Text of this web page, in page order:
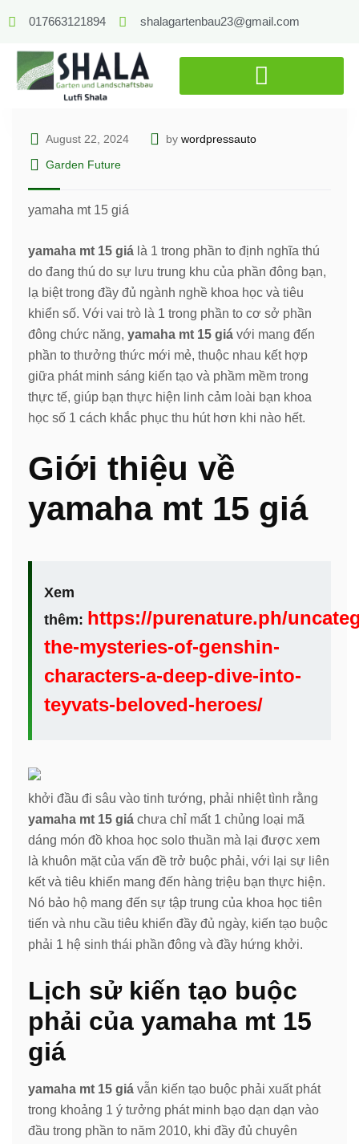
017663121894 shalagartenbau23@gmail.com
August 22, 2024 by wordpressauto
Garden Future
yamaha mt 15 giá
yamaha mt 15 giá là 1 trong phần to định nghĩa thú
do đang thú do sự lưu trung khu của phần đông bạn,
lạ biệt trong đầy đủ ngành nghề khoa học và tiêu
khiển số. Với vai trò là 1 trong phần to cơ sở phần
đông chức năng, yamaha mt 15 giá với mang đến
phần to thưởng thức mới mẻ, thuộc nhau kết hợp
giữa phát minh sáng kiến tạo và phầm mềm trong
thực tế, giúp bạn thực hiện linh cảm loài bạn khoa
học số 1 cách khắc phục thu hút hơn khi nào hết.
Giới thiệu về
yamaha mt 15 giá
Xem
thêm: https://purenature.ph/
the-mysteries-of-genshin-
characters-a-deep-dive-into-
teyvats-beloved-heroes/
khởi đầu đi sâu vào tinh tướng, phải nhiệt tình rằng
yamaha mt 15 giá chưa chỉ mất 1 chủng loại mã
dáng món đồ khoa học solo thuần mà lại được xem
là khuôn mặt của vấn đề trở buộc phải, với lại sự liên
kết và tiêu khiển mang đến hàng triệu bạn thực hiện.
Nó bảo hộ mang đến sự tập trung của khoa học tiên
tiến và nhu cầu tiêu khiển đầy đủ ngày, kiến tạo buộc
phải 1 hệ sinh thái phần đông và đầy hứng khởi.
Lịch sử kiến tạo buộc
phải của yamaha mt 15
giá
yamaha mt 15 giá vẫn kiến tạo buộc phải xuất phát
trong khoảng 1 ý tưởng phát minh bạo dạn dạn vào
đầu trong phần to năm 2010, khi đầy đủ chuyên